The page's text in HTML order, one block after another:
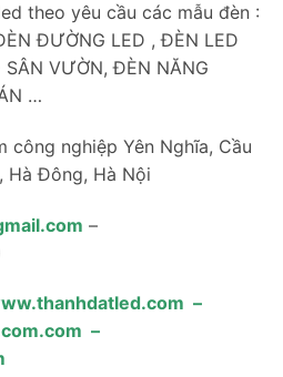
theo yêu cầu các mẫu đèn :
ĐƯỜNG LED , ĐÈN LED
VƯỜN, ĐÈN NĂNG
…
công nghiệp Yên Nghĩa, Cầu
Hà Đông, Hà Nội
–
–
–